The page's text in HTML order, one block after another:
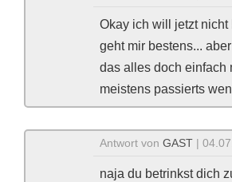
Okay ich will jetzt
geht mir bestens...
das alles doch einfach
meistens passierts
Antwort von GAST |
naja du betrinkst dich